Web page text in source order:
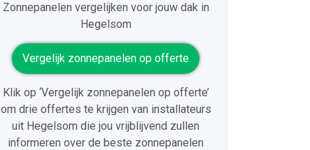
Zonnepanelen vergelijken voor jouw dak in
Hegelsom
Vergelijk zonnepanelen op offerte
Klik op ‘Vergelijk zonnepanelen op offerte’
om drie offertes te krijgen van installateurs
uit Hegelsom die jou vrijblijvend zullen
informeren over de beste zonnepanelen